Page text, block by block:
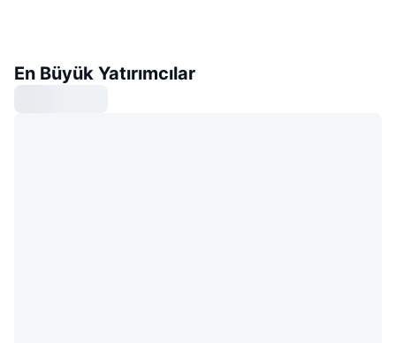
En Büyük Yatırımcılar